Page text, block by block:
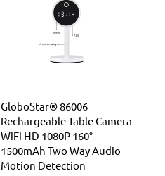
GloboStar® 86006
Rechargeable Table Camera
WiFi HD 1080P 160°
1500mAh Two Way Audio
Motion Detection